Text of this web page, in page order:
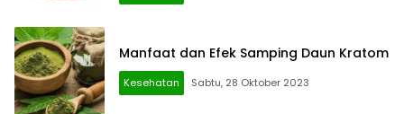
Manfaat dan Efek Samping Daun Kratom
Kesehatan Sabtu, 28 Oktober 2023